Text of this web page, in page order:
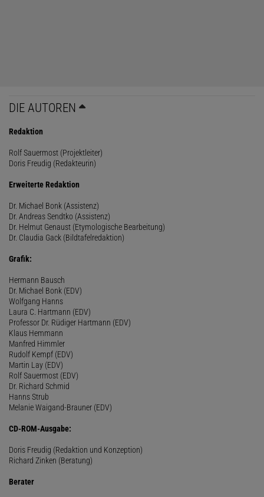
DIE AUTOREN
Redaktion
Rolf Sauermost (Projektleiter)
Doris Freudig (Redakteurin)
Erweiterte Redaktion
Dr. Michael Bonk (Assistenz)
Dr. Andreas Sendtko (Assistenz)
Dr. Helmut Genaust (Etymologische Bearbeitung)
Dr. Claudia Gack (Bildtafelredaktion)
Grafik:
Hermann Bausch
Dr. Michael Bonk (EDV)
Wolfgang Hanns
Laura C. Hartmann (EDV)
Professor Dr. Rüdiger Hartmann (EDV)
Klaus Hemmann
Manfred Himmler
Rudolf Kempf (EDV)
Martin Lay (EDV)
Rolf Sauermost (EDV)
Dr. Richard Schmid
Hanns Strub
Melanie Waigand-Brauner (EDV)
CD-ROM-Ausgabe:
Doris Freudig (Redaktion und Konzeption)
Richard Zinken (Beratung)
Berater